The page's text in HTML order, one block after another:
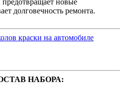
новые
долговечность ремонта.
краски на автомобиле
НАБОРА: